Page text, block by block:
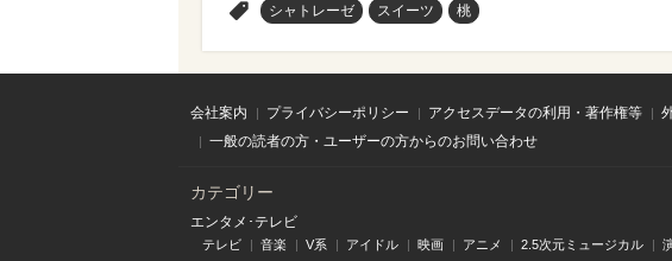
シャトレーゼ スイーツ 桃
会社案内 プライバシーポリシー アクセスデータの利用・著作権等
一般の読者の方・ユーザーの方からのお問い合わせ
カテゴリー
エンタメ･テレビ
テレビ 音楽 V系 アイドル 映画 アニメ 2.5次元ミュージカル